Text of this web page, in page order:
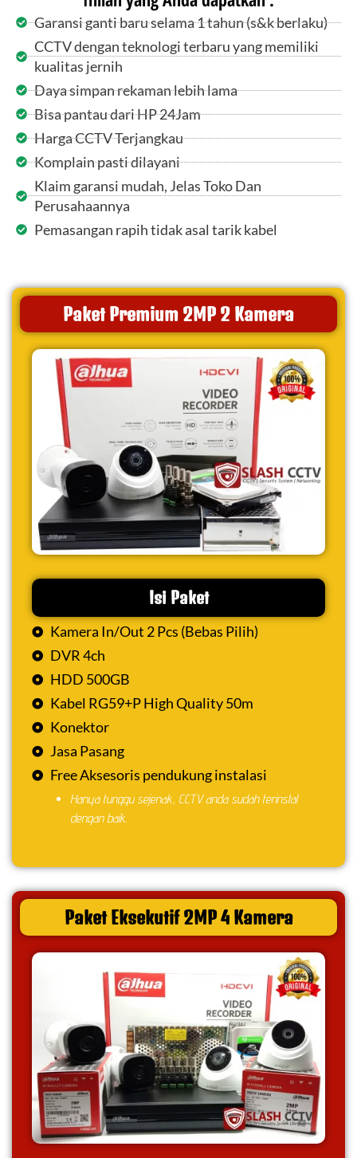
Garansi ganti baru selama 1 tahun (s&k berlaku)
CCTV dengan teknologi terbaru yang memiliki
kualitas jernih
Daya simpan rekaman lebih lama
Bisa pantau dari HP 24Jam
Harga CCTV Terjangkau
Komplain pasti dilayani
Klaim garansi mudah, Jelas Toko Dan
Perusahaannya
Pemasangan rapih tidak asal tarik kabel
Paket Premium 2MP 2 Kamera
Isi Paket
Kamera In/Out 2 Pcs (Bebas Pilih)
DVR 4ch
HDD 500GB
Kabel RG59+P High Quality 50m
Konektor
Jasa Pasang
Free Aksesoris pendukung instalasi
Hanya tunggu sejenak, CCTV anda sudah terinstal
dengan baik.
Paket Eksekutif 2MP 4 Kamera